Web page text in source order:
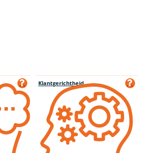
Klantgerichtheid